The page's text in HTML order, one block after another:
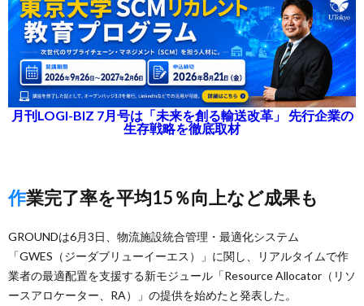
月刊LOGI-BIZ 7月号は「未来を創る輸送改革」 先行企業の
生存戦略を徹底取材
作業完了率を平均15％向上など成果も
GROUNDは6月3日、物流施設統合管理・最適化システム
「GWES（ジーダブリューイーエス）」に関し、リアルタイムで作
業者の最適配置を支援する新モジュール「Resource Allocator（リソ
ースアロケーター、RA）」の提供を始めたと発表した。